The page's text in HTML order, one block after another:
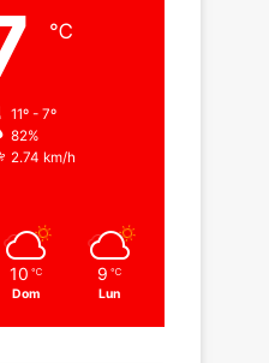
℃
11º - 7º
82%
2.74 km/h
10 ℃
Dom
9 ℃
Lun